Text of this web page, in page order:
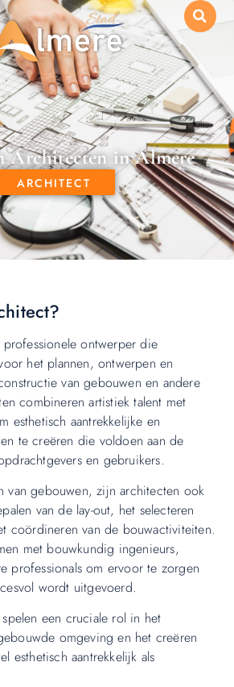
Architecten in Almere
ARCHITECT
ontwerper die
het plannen, ontwerpen en
van gebouwen en andere
combineren artistiek talent met
esthetisch aantrekkelijke en
te creëren die voldoen aan de
en gebruikers.
van gebouwen, zijn architecten ook
van de lay-out, het selecteren
coördineren van de bouwactiviteiten.
met bouwkundig ingenieurs,
professionals om ervoor te zorgen
wordt uitgevoerd.
een cruciale rol in het
omgeving en het creëren
esthetisch aantrekkelijk als